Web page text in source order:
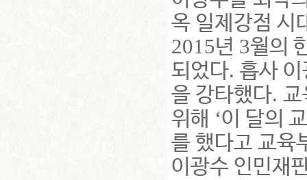
옥 일제강점 시
2015년 3월의
되었다. 흡사
을 강타했다. 교
위해 ‘이 달의
를 했다고 교육
이광수 인민재